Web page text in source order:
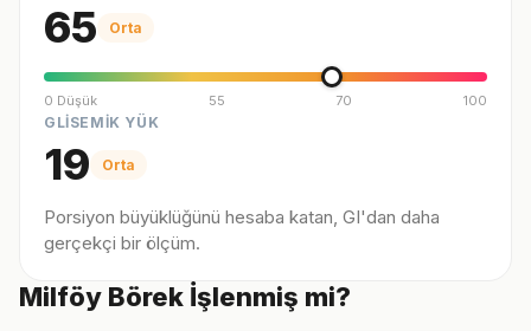
65 Orta
0 Düşük 55 70 100
GLİSEMİK YÜK
19 Orta
Porsiyon büyüklüğünü hesaba katan, GI'dan daha
gerçekçi bir ölçüm.
Milföy Börek İşlenmiş mi?